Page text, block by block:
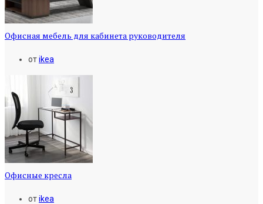
Офисная мебель для кабинета руководителя
отikea
Офисные кресла
отikea